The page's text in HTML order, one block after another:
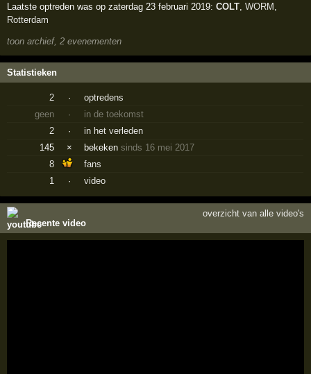
Laatste optreden was op zaterdag 23 februari 2019:COLT ,WORM
Rotterdam
toon archief, 2 evenementen
Statistieken
2 ·
optredens
geen
·
in de toekomst
2
·
in het verleden
145
× bekekensinds 16 mei 2017
8
fans
1
· video
Recente video
overzicht van alle video's